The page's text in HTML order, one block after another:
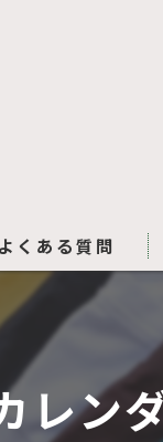
よくある質問
レン